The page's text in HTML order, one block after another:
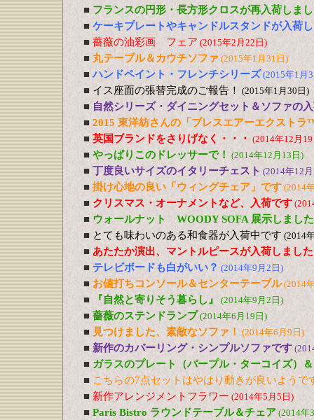
■ フランスの円形・長方形クロスが再入荷しま
■ ケーキプレートやキャンドルスタンドが入荷
■ 薔薇の油彩画 フェア (2015年2月22日)
■ 丸テーブル＆カウチソファ (2015年1月31日)
■ ハンドペイント・フレンチシリーズ (2015年1月
■ イス座面の張替完成のご報告！ (2015年1月30日)
■ 自然シリーズ・ダイニングセット＆ソファの
■ 2015 東洋紡さんの「ブレスエアーエクスト
■ 英国ブランドをさりげなく・・・ (2014年12月
■ やっぱりこのドレッサーで！ (2014年12月13日)
■ 丁度良いサイズのイタリーチェスト (2014年12
■ 掛け心地の良い「ウィングチェア」です (2014
■ クリスマス・オーナメントなど、入荷です
■ ウォールナット WOODY SOFA 展示しました
■ とても味わいのある和食器が入荷中です (2014
■ あたたか演出、マントルピースが入荷しまし
■ テレビボードも白がいい？ (2014年9月2日)
■ お値打ちコンソール＆センターテーブル(2014
■ 『自然と寄りそう暮らし』 (2014年9月2日)
■ 薔薇のステンドランプ (2014年6月19日)
■ 見つけました、素敵なソファ！ (2014年6月9日)
■ 新作のカバーリング・シンプルソファです
■ ガラスのプレート（パープル・ターコイズ）
■ こちらの7点セットはやはり動きが良いようで
■ 新作アレンジメントフラワー (2014年5月5日)
■ Paris Bistro ラウンドテーブル＆チェア (2014年